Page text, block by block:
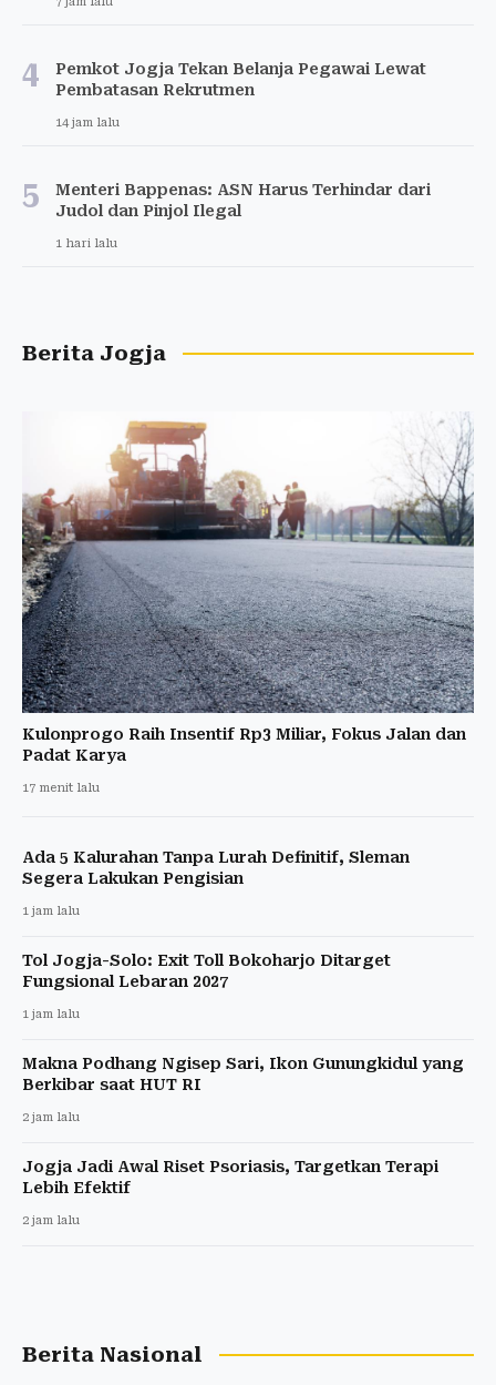
4
Pemkot Jogja Tekan Belanja Pegawai Lewat
Pembatasan Rekrutmen
14 jam lalu
5
Menteri Bappenas: ASN Harus Terhindar dari
Judol dan Pinjol Ilegal
1 hari lalu
Berita Jogja
Kulonprogo Raih Insentif Rp3 Miliar, Fokus Jalan dan
Padat Karya
17 menit lalu
Ada 5 Kalurahan Tanpa Lurah Definitif, Sleman
Segera Lakukan Pengisian
1 jam lalu
Tol Jogja-Solo: Exit Toll Bokoharjo Ditarget
Fungsional Lebaran 2027
1 jam lalu
Makna Podhang Ngisep Sari, Ikon Gunungkidul yang
Berkibar saat HUT RI
2 jam lalu
Jogja Jadi Awal Riset Psoriasis, Targetkan Terapi
Lebih Efektif
2 jam lalu
Berita Nasional